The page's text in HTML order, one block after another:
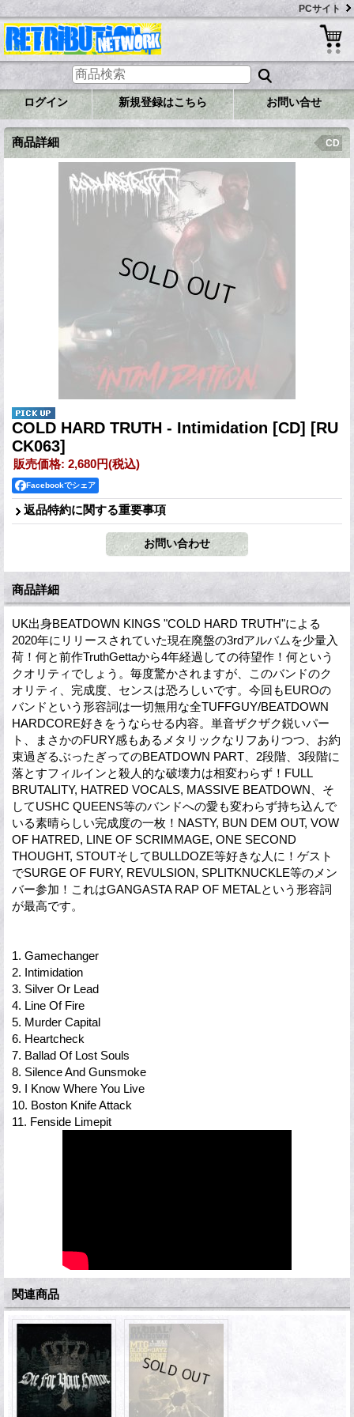
PCサイト
ログイン 新規登録はこちら お問い合せ
商品詳細 CD
COLD HARD TRUTH - Intimidation [CD] [RU
CK063]
販売価格: 2,680円(税込)
Facebookでシェア
返品特約に関する重要事項
商品詳細
UK出身BEATDOWN KINGS "COLD HARD TRUTH"による
2020年にリリースされていた現在廃盤の3rdアルバムを少量入
荷！何と前作TruthGettaから4年経過しての待望作！何という
クオリティでしょう。毎度驚かされますが、このバンドのク
オリティ、完成度、センスは恐ろしいです。今回もEUROの
バンドという形容詞は一切無用な全TUFFGUY/BEATDOWN
HARDCORE好きをうならせる内容。単音ザクザク鋭いパー
ト、まさかのFURY感もあるメタリックなリフありつつ、お約
束過ぎるぶったぎってのBEATDOWN PART、2段階、3段階に
落とすフィルインと殺人的な破壊力は相変わらず！FULL
BRUTALITY, HATRED VOCALS, MASSIVE BEATDOWN、そ
してUSHC QUEENS等のバンドへの愛も変わらず持ち込んで
いる素晴らしい完成度の一枚！NASTY, BUN DEM OUT, VOW
OF HATRED, LINE OF SCRIMMAGE, ONE SECOND
THOUGHT, STOUTそしてBULLDOZE等好きな人に！ゲスト
でSURGE OF FURY, REVULSION, SPLITKNUCKLE等のメン
バー参加！これはGANGASTA RAP OF METALという形容詞
が最高です。
1. Gamechanger
2. Intimidation
3. Silver Or Lead
4. Line Of Fire
5. Murder Capital
6. Heartcheck
7. Ballad Of Lost Souls
8. Silence And Gunsmoke
9. I Know Where You Live
10. Boston Knife Attack
11. Fenside Limepit
関連商品